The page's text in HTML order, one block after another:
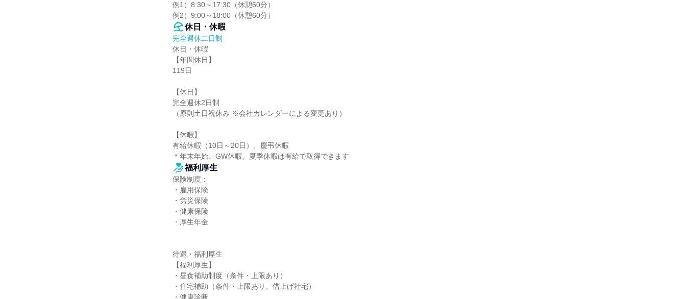
例1）8:30～17:30（休憩60分）
例2）9:00～18:00（休憩60分）
休日・休暇
完全週休二日制
休日・休暇
【年間休日】
119日
【休日】
完全週休2日制
（原則土日祝休み ※会社カレンダーによる変更あり）
【休暇】
有給休暇（10日～20日）、慶弔休暇
＊年末年始、GW休暇、夏季休暇は有給で取得できます
福利厚生
保険制度：
・雇用保険
・労災保険
・健康保険
・厚生年金
待遇・福利厚生
【福利厚生】
・昼食補助制度（条件・上限あり）
・住宅補助（条件・上限あり、借上げ社宅）
・健康診断